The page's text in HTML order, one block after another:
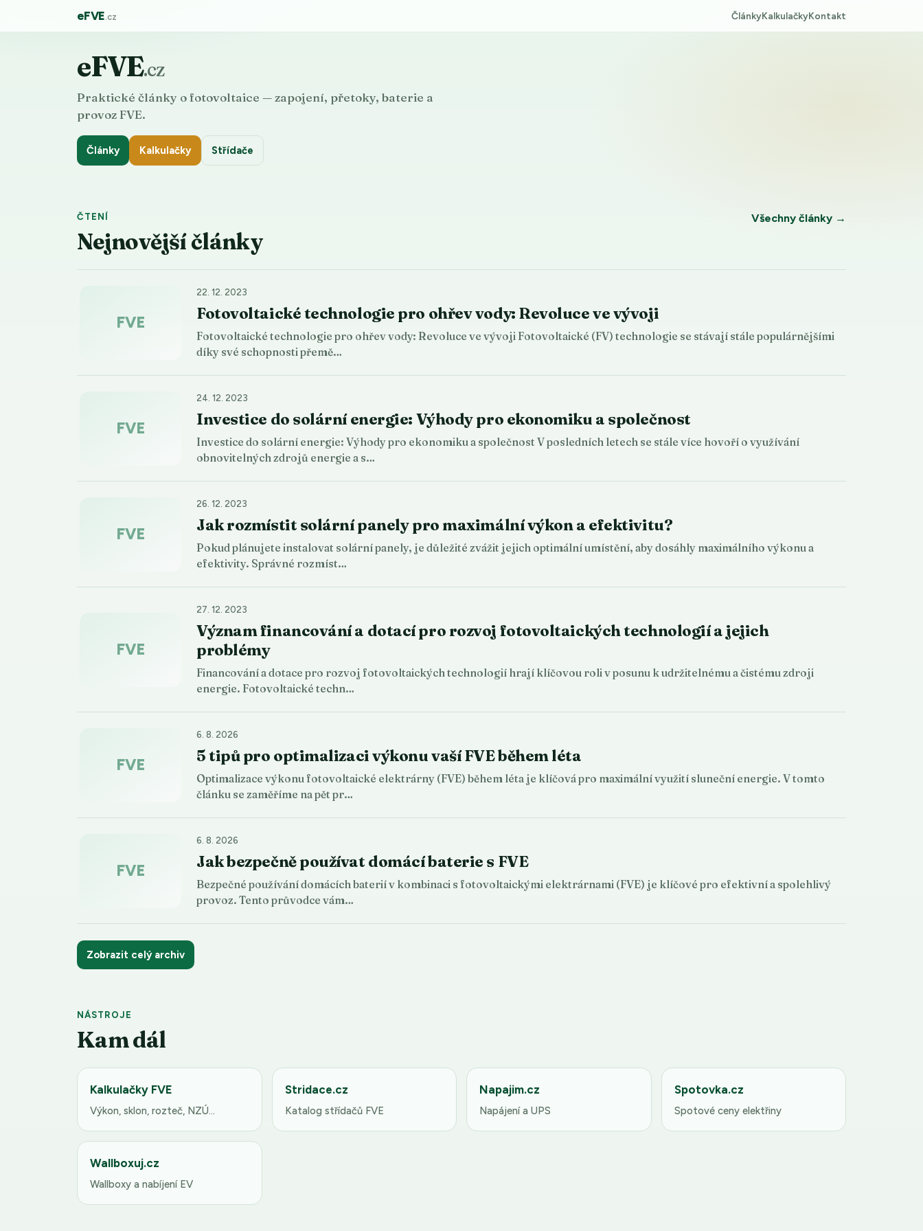
eFVE.cz ČlánkyKalkulačkyKontakt
eFVE.cz
Praktické články o fotovoltaice — zapojení, přetoky, baterie a
provoz FVE.
Články Kalkulačky Střídače
ČTENÍ
Nejnovější články
Všechny články →
FVE
22. 12. 2023
Fotovoltaické technologie pro ohřev vody: Revoluce ve vývoji
Fotovoltaické technologie pro ohřev vody: Revoluce ve vývoji Fotovoltaické (FV) technologie se stávají stále populárnějšími
díky své schopnosti přemě…
FVE
24. 12. 2023
Investice do solární energie: Výhody pro ekonomiku a společnost
Investice do solární energie: Výhody pro ekonomiku a společnost V posledních letech se stále více hovoří o využívání
obnovitelných zdrojů energie a s…
FVE
26. 12. 2023
Jak rozmístit solární panely pro maximální výkon a efektivitu?
Pokud plánujete instalovat solární panely, je důležité zvážit jejich optimální umístění, aby dosáhly maximálního výkonu a
efektivity. Správné rozmíst…
FVE
27. 12. 2023
Význam financování a dotací pro rozvoj fotovoltaických technologií a jejich
problémy
Financování a dotace pro rozvoj fotovoltaických technologií hrají klíčovou roli v posunu k udržitelnému a čistému zdroji
energie. Fotovoltaické techn…
FVE
6. 8. 2026
5 tipů pro optimalizaci výkonu vaší FVE během léta
Optimalizace výkonu fotovoltaické elektrárny (FVE) během léta je klíčová pro maximální využití sluneční energie. V tomto
článku se zaměříme na pět pr…
FVE
6. 8. 2026
Jak bezpečně používat domácí baterie s FVE
Bezpečné používání domácích baterií v kombinaci s fotovoltaickými elektrárnami (FVE) je klíčové pro efektivní a spolehlivý
provoz. Tento průvodce vám…
Zobrazit celý archiv
NÁSTROJE
Kam dál
Kalkulačky FVE
Výkon, sklon, rozteč, NZÚ…
Stridace.cz
Katalog střídačů FVE
Napajim.cz
Napájení a UPS
Spotovka.cz
Spotové ceny elektřiny
Wallboxuj.cz
Wallboxy a nabíjení EV